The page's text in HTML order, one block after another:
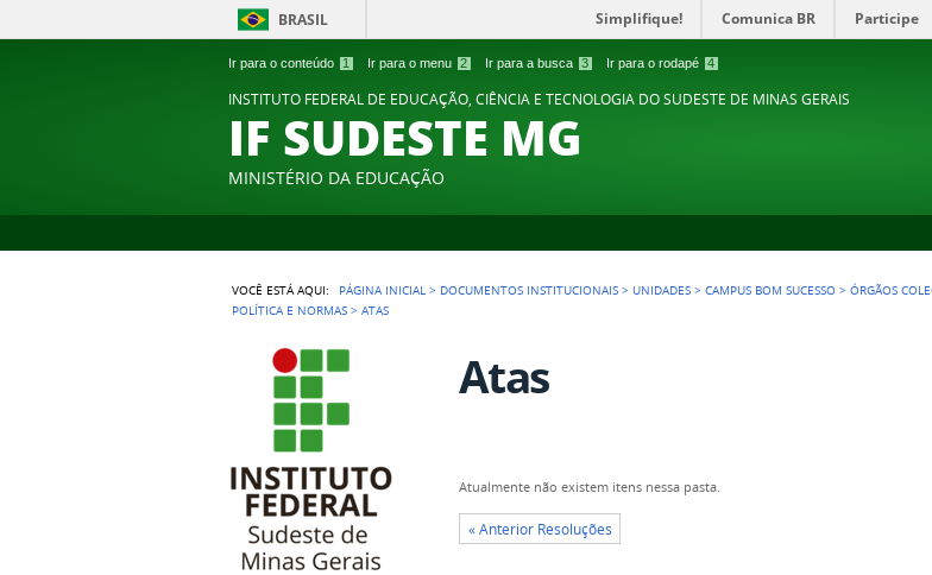
Ir para o conteúdo 1 Ir para o menu 2 Ir para a busca 3 Ir para o rodapé 4
BRASIL Simplifique! Comunica BR Participe
INSTITUTO FEDERAL DE EDUCAÇÃO, CIÊNCIA E TECNOLOGIA DO SUDESTE DE MINAS GERAIS
IF SUDESTE MG
MINISTÉRIO DA EDUCAÇÃO
VOCÊ ESTÁ AQUI: PÁGINA INICIAL > DOCUMENTOS INSTITUCIONAIS > UNIDADES >CAMPUS BOM SUCESSO >ÓRGÃOS
POLÍTICA E NORMAS >ATAS
Atas
Atualmente não existem itens nessa pasta.
« Anterior Resoluções